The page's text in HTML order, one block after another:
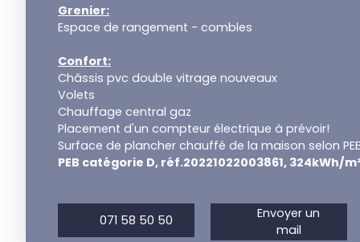
Grenier:
Espace de rangement - combles
Confort:
Châssis pvc double vitrage nouveaux
Volets
Chauffage central gaz
Placement d'un compteur électrique à prévoir!
Surface de plancher chauffé de la maison selon
PEB catégorie D, réf.20221022003861, 324kWh/
071 58 50 50
Envoyer un
mail